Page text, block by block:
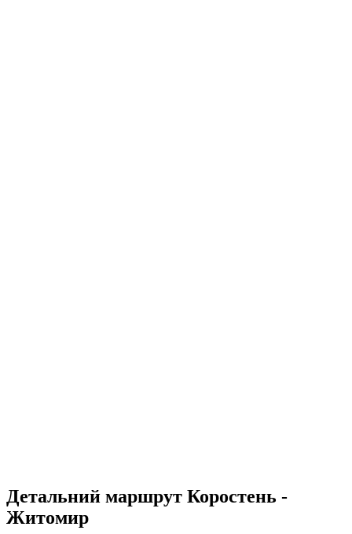
Детальний маршрут Коростень -
Житомир